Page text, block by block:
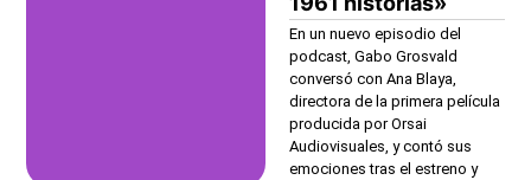
En un nuevo episodio del
podcast, Gabo Grosvald
conversó con Ana Blaya,
directora de la primera película
producida por Orsai
Audiovisuales, y contó sus
emociones tras el estreno y